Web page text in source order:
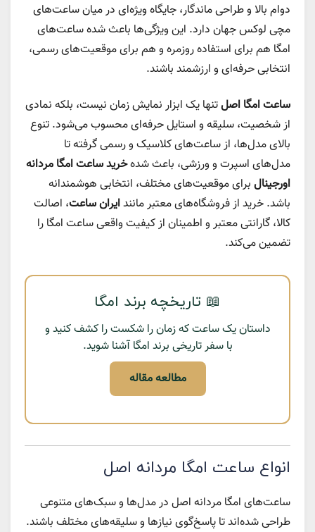
دوام بالا و طراحی ماندگار، جایگاه ویژه‌ای در میان ساعت‌های
مچی لوکس جهان دارد. این ویژگی‌ها باعث شده ساعت‌های
امگا هم برای استفاده روزمره و هم برای موقعیت‌های رسمی،
انتخابی حرفه‌ای و ارزشمند باشند.
ساعت امگا اصلتنها یک ابزار نمایش زمان نیست، بلکه نمادی
از شخصیت، سلیقه و استایل حرفه‌ای محسوب می‌شود. تنوع
بالای مدل‌ها، از ساعت‌های کلاسیک و رسمی گرفته تا
مدل‌های اسپرت و ورزشی، باعث شدهخرید ساعت امگا مردانه
اورجینال برای موقعیت‌های مختلف، انتخابی هوشمندانه
باشد. خرید از فروشگاه‌های معتبر مانندایران ساعت، اصالت
کالا، گارانتی معتبر و اطمینان از کیفیت واقعی ساعت امگا را
تضمین می‌کند.
📖 تاریخچه برند امگا
داستان یک ساعت که زمان را شکست را کشف کنید و
با سفر تاریخی برند امگا آشنا شوید.
مطالعه مقاله
انواع ساعت امگا مردانه اصل
ساعت‌های امگا مردانه اصل در مدل‌ها و سبک‌های متنوعی
طراحی شده‌اند تا پاسخ‌گوی نیازها و سلیقه‌های مختلف باشند.